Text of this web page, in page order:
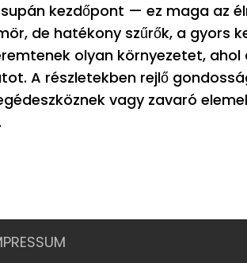
kezdőpont — ez maga az
de hatékony szűrők, a gyors
olyan környezetet, ahol
A részletekben rejlő
vagy zavaró